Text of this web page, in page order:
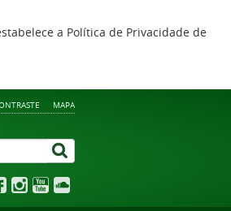
a Política de Privacidade de
MAPA